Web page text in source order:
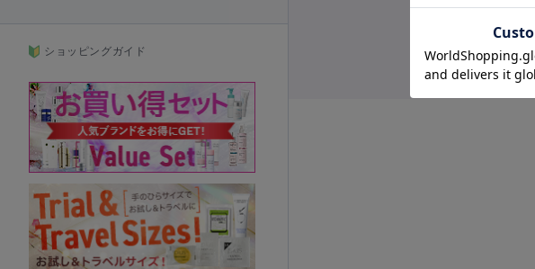
ショッピングガイド